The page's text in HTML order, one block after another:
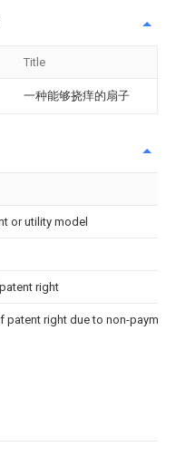
Title
一种能够挠痒的扇子
or utility model
right
patent right due to non-